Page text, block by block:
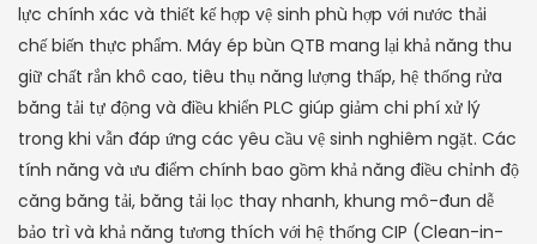
lực chính xác và thiết kế hợp vệ sinh phù hợp với nước thải
chế biến thực phẩm. Máy ép bùn QTB mang lại khả năng thu
giữ chất rắn khô cao, tiêu thụ năng lượng thấp, hệ thống rửa
băng tải tự động và điều khiển PLC giúp giảm chi phí xử lý
trong khi vẫn đáp ứng các yêu cầu vệ sinh nghiêm ngặt. Các
tính năng và ưu điểm chính bao gồm khả năng điều chỉnh độ
căng băng tải, băng tải lọc thay nhanh, khung mô-đun dễ
bảo trì và khả năng tương thích với hệ thống CIP (Clean-in-